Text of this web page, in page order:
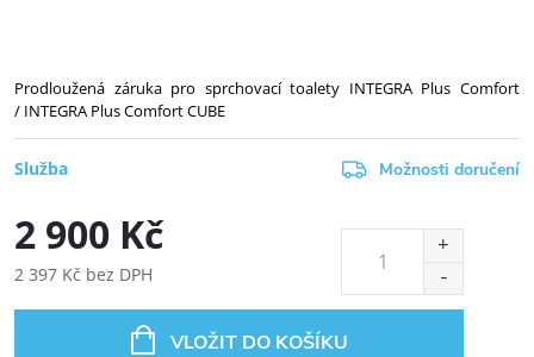
Prodloužená záruka pro sprchovací toalety INTEGRA Plus Comfort
/ INTEGRA Plus Comfort CUBE
Služba Možnosti doručení
2 900 Kč
2 397 Kč bez DPH
VLOŽIT DO KOŠÍKU